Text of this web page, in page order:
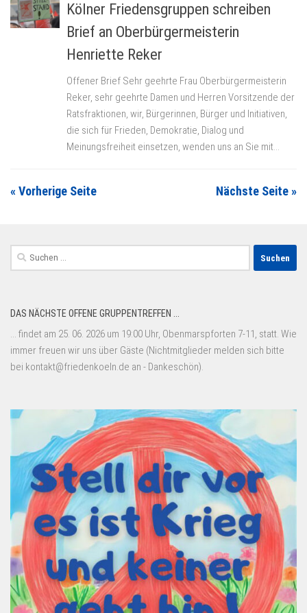
Kölner Friedensgruppen schreiben
Brief an Oberbürgermeisterin
Henriette Reker
Offener Brief Sehr geehrte Frau Oberbürgermeisterin
Reker, sehr geehrte Damen und Herren Vorsitzende der
Ratsfraktionen, wir, Bürgerinnen, Bürger und Initiativen,
die sich für Frieden, Demokratie, Dialog und
Meinungsfreiheit einsetzen, wenden uns an Sie mit...
« Vorherige Seite Nächste Seite »
Suchen
nach:
DAS NÄCHSTE OFFENE GRUPPENTREFFEN ...
... findet am 25. 06. 2026 um 19:00 Uhr, Obenmarspforten 7-11, statt. Wie
immer freuen wir uns über Gäste (Nichtmitglieder melden sich bitte
bei kontakt@friedenkoeln.de an - Dankeschön).